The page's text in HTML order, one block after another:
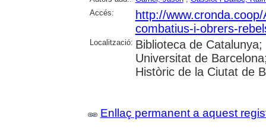
Accés:
http://
combatius-i-obrers-
Localització: Biblioteca de
Universitat de
Històric de la Ciutat de
Enllaç permanent a aquest